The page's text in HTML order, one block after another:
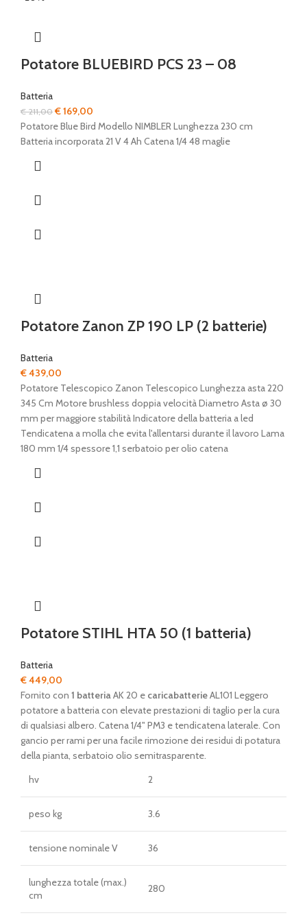
Potatore BLUEBIRD PCS 23 – 08
Batteria
€211,00Il
prezzo
originale
€169,00
prezzo
attuale
Potatore Blue Bird Modello NIMBLER Lunghezza 230 cm
Batteria incorporata 21 V 4 Ah Catena 1/4 48 maglie
Potatore Zanon ZP 190 LP (2 batterie)
Batteria
€439,00
Potatore Telescopico Zanon Telescopico Lunghezza asta 220
345 Cm Motore brushless doppia velocità Diametro Asta ø 30
mm per maggiore stabilità Indicatore della batteria a led
Tendicatena a molla che evita l'allentarsi durante il lavoro Lama
180 mm 1/4 spessore 1,1 serbatoio per olio catena
Potatore STIHL HTA 50 (1 batteria)
Batteria
€449,00
Fornito con 1 batteriaAK 20 e caricabatterieAL101 Leggero
potatore a batteria con elevate prestazioni di taglio per la cura
di qualsiasi albero. Catena 1/4" PM3 e tendicatena laterale. Con
gancio per rami per una facile rimozione dei residui di potatura
della pianta, serbatoio olio semitrasparente.
hv
2
peso kg 3.6
tensione nominale V 36
lunghezza totale (max.)
cm
280